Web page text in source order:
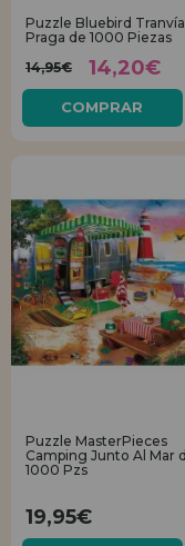
Puzzle Bluebird
Praga de 1000 Piezas
14,95€
14,20€
COMPRAR
Puzzle MasterPieces
Camping Junto Al Mar
1000 Pzs
19,95€